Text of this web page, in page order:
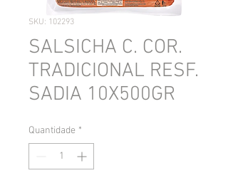
SKU: 102293
SALSICHA C. COR.
TRADICIONAL RESF.
SADIA 10X500GR
Quantidade *